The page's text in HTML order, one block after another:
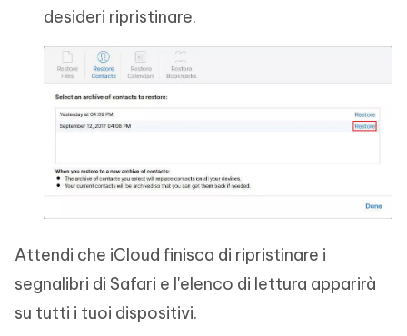
desideri ripristinare.
Attendi che iCloud finisca di ripristinare i
segnalibri di Safari e l'elenco di lettura apparirà
su tutti i tuoi dispositivi.